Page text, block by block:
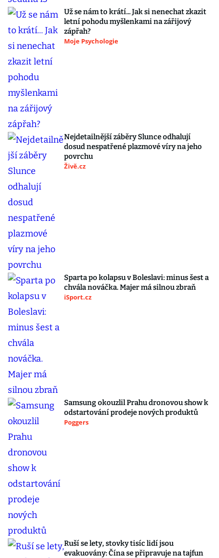
Už se nám to krátí... Jak si nenechat zkazit
letní pohodu myšlenkami na zářijový
zápřah?
Moje Psychologie
Nejdetailnější záběry Slunce odhalují
dosud nespatřené plazmové víry na jeho
povrchu
Živě.cz
Sparta po kolapsu v Boleslavi: minus šest a
chvála nováčka. Majer má silnou zbraň
iSport.cz
Samsung okouzlil Prahu dronovou show k
odstartování prodeje nových produktů
Poggers
Ruší se lety, stovky tisíc lidí jsou
evakuovány: Čína se připravuje na tajfun